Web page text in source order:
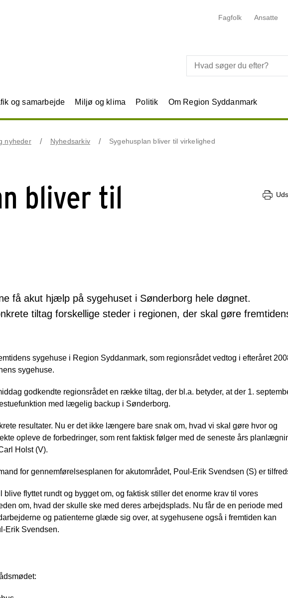
Fagfolk Ansatte
og samarbejde Miljø og klima Politik Om Region Syddanmark
nyheder Nyhedsarkiv Sygehusplan bliver til virkelighed
bliver til
få akut hjælp på sygehuset i Sønderborg hele døgnet.
tiltag forskellige steder i regionen, der skal gøre
sygehuse i Region Syddanmark, som regionsrådet vedtog i efteråret
sygehuse.
godkendte regionsrådet en række tiltag, der bl.a. betyder, at der 1.
med lægelig backup i Sønderborg.
resultater. Nu er det ikke længere bare snak om, hvad vi skal gøre hvor og
opleve de forbedringer, som rent faktisk følger med de seneste års
Holst (V).
for gennemførelsesplanen for akutområdet, Poul-Erik Svendsen (S) er
blive flyttet rundt og bygget om, og faktisk stiller det enorme krav til vores
om, hvad der skulle ske med deres arbejdsplads. Nu får de en periode med
og patienterne glæde sig over, at sygehusene også i fremtiden kan
Erik Svendsen.